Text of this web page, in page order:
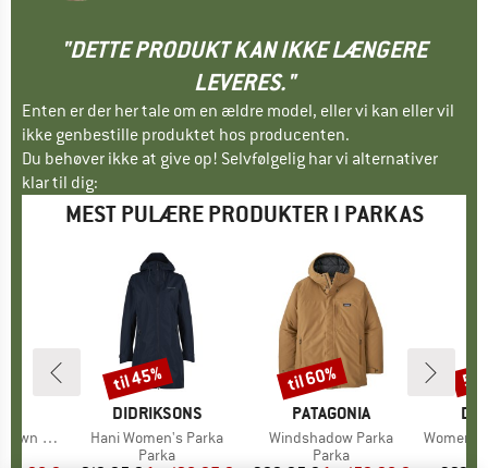
"DETTE PRODUKT KAN IKKE LÆNGERE
LEVERES."
Enten er der her tale om en ældre model, eller vi kan eller vil
ikke genbestille produktet hos producenten.
Du behøver ikke at give op! Selvfølgelig har vi alternativer
klar til dig:
MEST PULÆRE PRODUKTER I PARKAS
Parka
MÆRKE
DIDRIKSONS
Artikel
Hani Women's Parka
Produktgruppe
Parka
Rabat
til 45%
MÆRKE
PATAGONIA
Artikel
Windshadow Parka
Produktgruppe
Parka
Rabat
til 60%
Artikel
Women's